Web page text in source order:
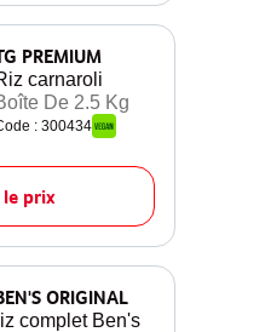
PREMIUM
carnaroli
De 2.5 Kg
: 300434
prix
ORIGINAL
complet Ben's